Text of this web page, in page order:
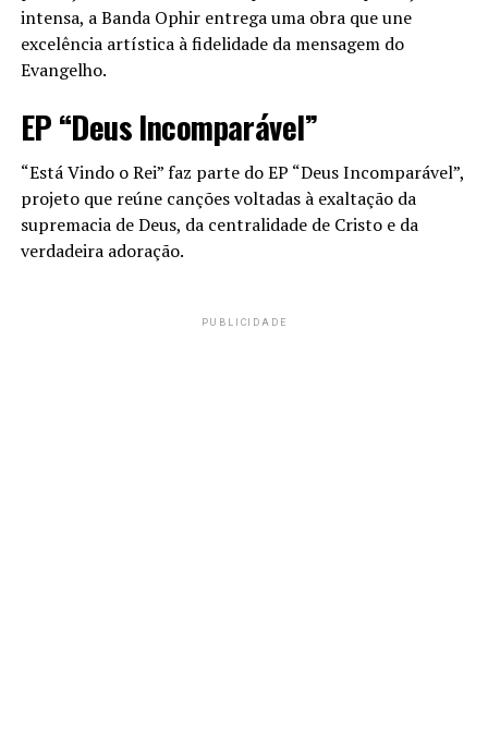
intensa, a Banda Ophir entrega uma obra que une
excelência artística à fidelidade da mensagem do
Evangelho.
EP “Deus Incomparável”
“Está Vindo o Rei” faz parte do EP “Deus Incomparável”,
projeto que reúne canções voltadas à exaltação da
supremacia de Deus, da centralidade de Cristo e da
verdadeira adoração.
PUBLICIDADE